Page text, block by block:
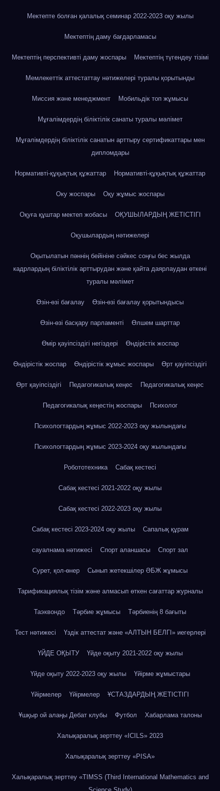
Мектепте болған қалалық семинар 2022-2023 оқу жылы
Мектептің даму бағдарламасы
Мектептің перспективті даму жоспары Мектептің түгендеу тізімі
Мемлекеттік аттестаттау нәтижелері туралы қорытынды
Миссия және менеджмент Мобильдік топ жұмысы
Мұғалімдердің біліктілік санаты туралы мәлімет
Мұғалімдердің біліктілік санатын арттыру сертификаттары мен
дипломдары
Нормативті-құқықтық құжаттар Нормативті-құқықтық құжаттар
Оку жоспары Оқу жұмыс жоспары
Оқуға құштар мектеп жобасы ОҚУШЫЛАРДЫҢ ЖЕТІСТІГІ
Оқушылардың нәтижелері
Оқытылатын пәннің бейініне сәйкес соңғы бес жылда
кадрлардың біліктілік арттырудан және қайта даярлаудан өткені
туралы мәлімет
Өзін-өзі бағалау Өзін-өзі бағалау қорытындысы
Өзін-өзі басқару парламенті Өлшем шарттар
Өмір қауіпсіздігі негіздері Өндірістік жоспар
Өндірістік жоспар Өндірістік жұмыс жоспары Өрт қауіпсіздігі
Өрт қауіпсіздігі Педагогикалық кеңес Педагогикалық кеңес
Педагогикалық кеңестің жоспары Психолог
Психологтардың жұмыс 2022-2023 оқу жылындағы
Психологтардың жұмыс 2023-2024 оқу жылындағы
Робототехника Сабақ кестесі
Сабақ кестесі 2021-2022 оқу жылы
Сабақ кестесі 2022-2023 оқу жылы
Сабақ кестесі 2023-2024 оқу жылы Сапалық құрам
сауалнама нәтижесі Спорт аланшасы Спорт зал
Сурет, қол-өнер Сынып жетекшілер ӘБЖ жұмысы
Тарификациялық тізім және алмасып өткен сағаттар журналы
Таэквондо Тәрбие жұмысы Тәрбиенің 8 бағыты
Тест нәтижесі Үздік аттестат және «АЛТЫН БЕЛГІ» иегерлері
ҮЙДЕ ОҚЫТУ Үйде оқыту 2021-2022 оқу жылы
Үйде оқыту 2022-2023 оқу жылы Үйірме жұмыстары
Үйірмелер Үйірмелер ҰСТАЗДАРДЫҢ ЖЕТІСТІГІ
Ұшқыр ой алаңы Дебат клубы Футбол Хабарлама талоны
Халықаралық зерттеу «IСILS» 2023
Халықаралық зерттеу «PISA»
Халықаралық зерттеу «TIMSS (Third International Mathematics and